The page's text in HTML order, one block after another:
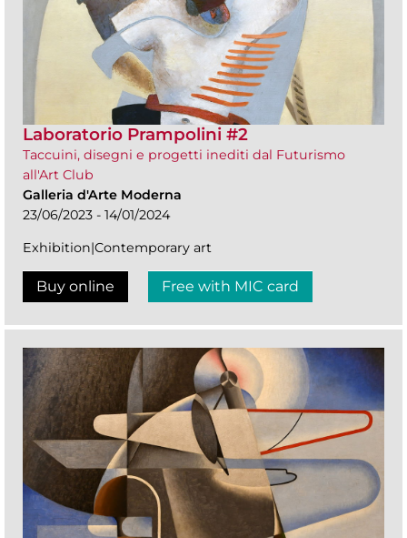
Laboratorio Prampolini #2
Taccuini, disegni e progetti inediti dal Futurismo
all'Art Club
Galleria d'Arte Moderna
23/06/2023 - 14/01/2024
Exhibition|Contemporary art
Buy online Free with MIC card